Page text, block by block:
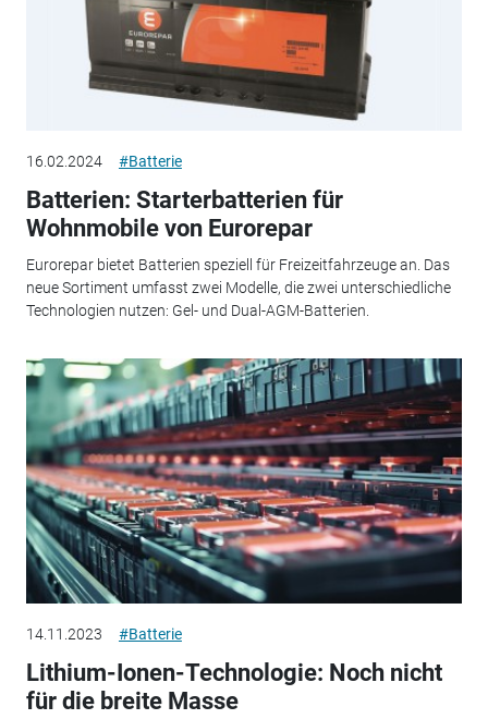
16.02.2024 #Batterie
Batterien: Starterbatterien für
Wohnmobile von Eurorepar
Eurorepar bietet Batterien speziell für Freizeitfahrzeuge an. Das
neue Sortiment umfasst zwei Modelle, die zwei unterschiedliche
Technologien nutzen: Gel- und Dual-AGM-Batterien.
14.11.2023 #Batterie
Lithium-Ionen-Technologie: Noch nicht
für die breite Masse